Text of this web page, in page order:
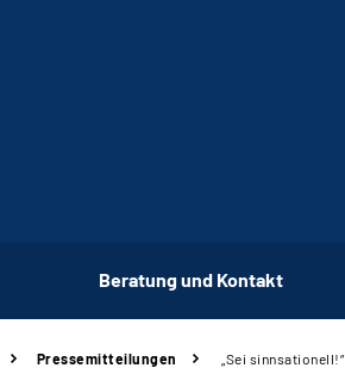
Beratung und Kontakt
Pressemitteilungen „Sei sinnsationell!“